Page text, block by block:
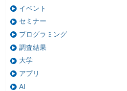
イベント
セミナー
プログラミング
調査結果
大学
アプリ
AI